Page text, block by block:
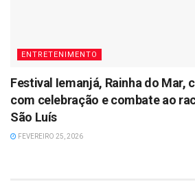
ENTRETENIMENTO
Festival Iemanjá, Rainha do Mar,
com celebração e combate ao
São Luís
FEVEREIRO 25, 2026